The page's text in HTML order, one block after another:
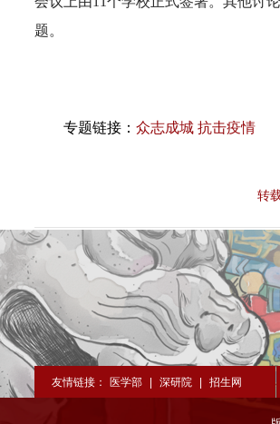
题。
专题链接： 众志成城 抗击疫情
转
友情链接： 医学部 深研院 招生网